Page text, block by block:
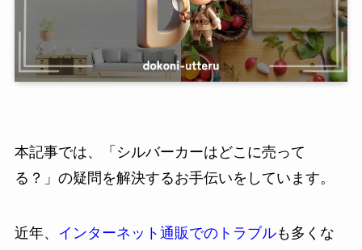
本記事では、「シルバーカーはどこに売って
る？」の疑問を解決するお手伝いをしています。
近年、 インターネット通販でのトラブルも多くな